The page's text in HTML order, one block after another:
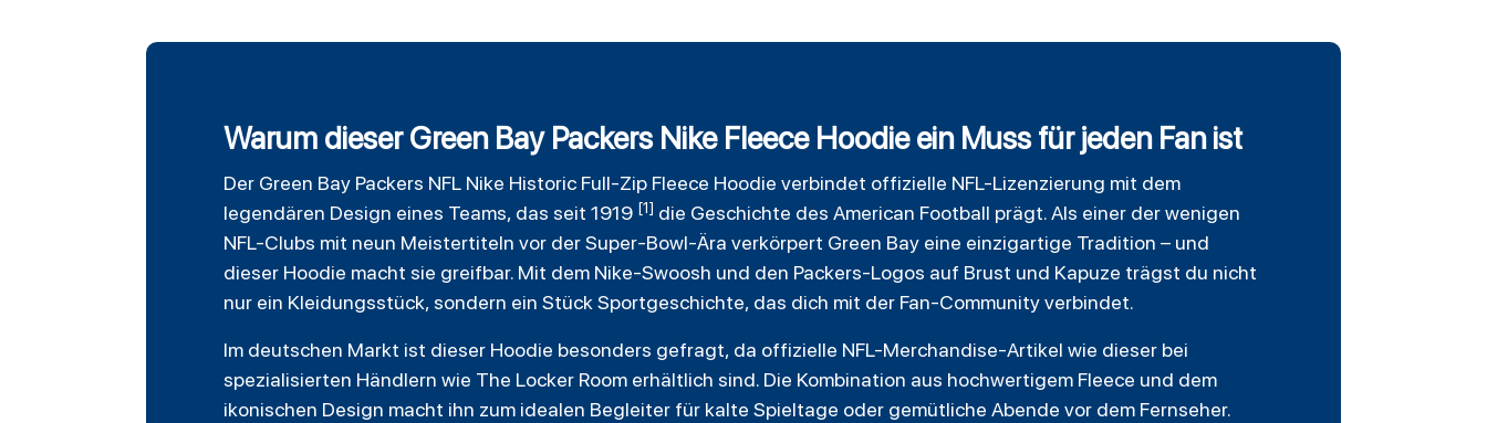
Warum dieser Green Bay Packers Nike Fleece Hoodie ein Muss für jeden Fan ist
Der Green Bay Packers NFL Nike Historic Full-Zip Fleece Hoodie verbindet offizielle NFL-Lizenzierung mit dem
legendären Design eines Teams, das seit 1919 [1] die Geschichte des American Football prägt. Als einer der wenigen
NFL-Clubs mit neun Meistertiteln vor der Super-Bowl-Ära verkörpert Green Bay eine einzigartige Tradition – und
dieser Hoodie macht sie greifbar. Mit dem Nike-Swoosh und den Packers-Logos auf Brust und Kapuze trägst du nicht
nur ein Kleidungsstück, sondern ein Stück Sportgeschichte, das dich mit der Fan-Community verbindet.
Im deutschen Markt ist dieser Hoodie besonders gefragt, da offizielle NFL-Merchandise-Artikel wie dieser bei
spezialisierten Händlern wie The Locker Room erhältlich sind. Die Kombination aus hochwertigem Fleece und dem
ikonischen Design macht ihn zum idealen Begleiter für kalte Spieltage oder gemütliche Abende vor dem Fernseher.